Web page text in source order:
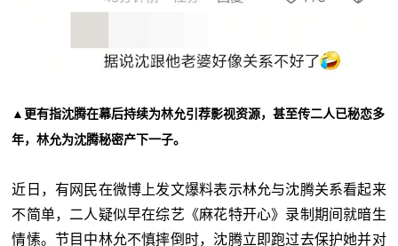
▲更有指沈腾在幕后持续为林允引荐影视资源，甚至传二人已秘恋多
年，林允为沈腾秘密产下一子。
近日，有网民在微博上发文爆料表示林允与沈腾关系看起来
不简单，二人疑似早在综艺《麻花特开心》录制期间就暗生
情愫。节目中林允不慎摔倒时，沈腾立即跑过去保护她并对